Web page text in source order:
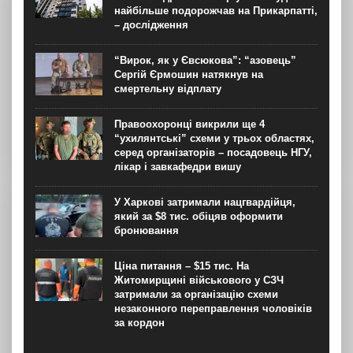
найбільше подорожчав на Прикарпатті,
– дослідження
“Вирок, як у Євсюкова”: “азовець”
Сергій Єрмошин натякнув на
смертельну відплату
Правоохоронці викрили ще 4
“ухилянтські” схеми у трьох областях,
серед організаторів – посадовець НГУ,
лікар і завкафедри вишу
У Харкові затримали нацгвардійця,
який за $8 тис. обіцяв оформити
бронювання
Ціна питання – $15 тис. На
Житомирщині військового у СЗЧ
затримали за організацію схеми
незаконного переправлення чоловіків
за кордон